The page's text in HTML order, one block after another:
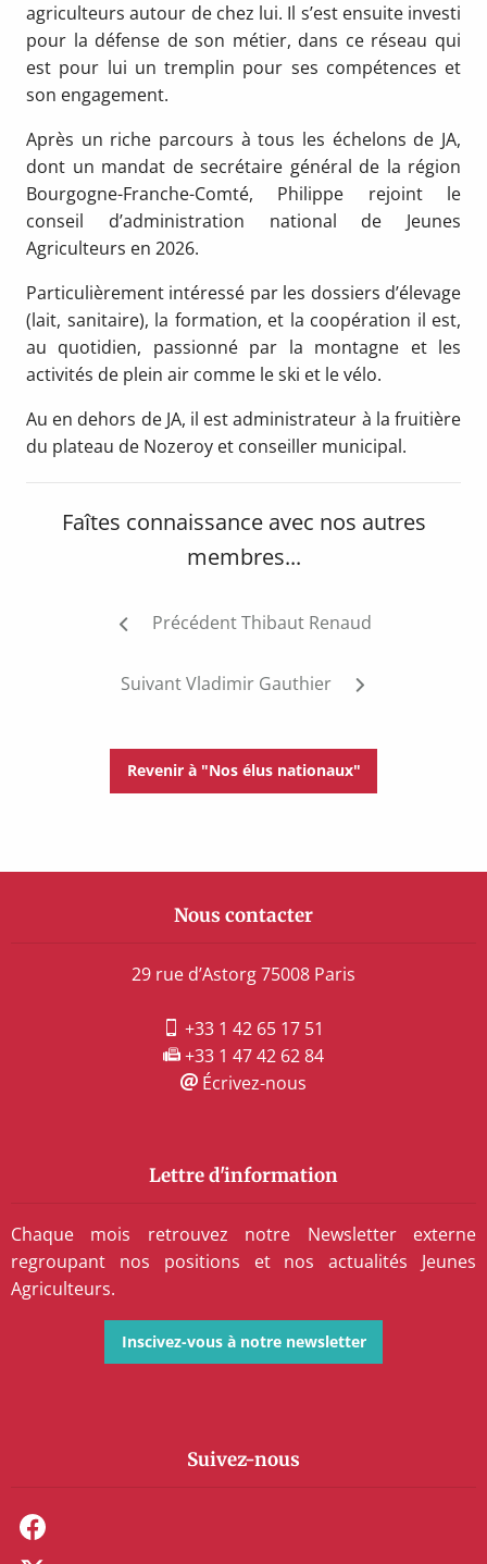
agriculteurs autour de chez lui. Il s’est ensuite investi
pour la défense de son métier, dans ce réseau qui
est pour lui un tremplin pour ses compétences et
son engagement.
Après un riche parcours à tous les échelons de JA,
dont un mandat de secrétaire général de la région
Bourgogne-Franche-Comté, Philippe rejoint le
conseil d’administration national de Jeunes
Agriculteurs en 2026.
Particulièrement intéressé par les dossiers d’élevage
(lait, sanitaire), la formation, et la coopération il est,
au quotidien, passionné par la montagne et les
activités de plein air comme le ski et le vélo.
Au en dehors de JA, il est administrateur à la fruitière
du plateau de Nozeroy et conseiller municipal.
Faîtes connaissance avec nos autres
membres...
navigation
Précédent Thibaut Renaud
Suivant Vladimir Gauthier
Revenir à "Nos élus nationaux"
Nous contacter
29 rue d’Astorg 75008 Paris
+33 1 42 65 17 51
+33 1 47 42 62 84
Écrivez-nous
Lettre d'information
Chaque mois retrouvez notre Newsletter externe
regroupant nos positions et nos actualités Jeunes
Agriculteurs.
Inscivez-vous à notre newsletter
Suivez-nous